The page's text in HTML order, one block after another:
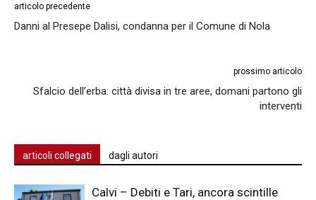
articolo precedente
Danni al Presepe Dalisi, condanna per il Comune di Nola
prossimo articolo
Sfalcio dell’erba: città divisa in tre aree, domani partono gli
interventi
articoli collegati dagli autori
Calvi – Debiti e Tari, ancora scintille